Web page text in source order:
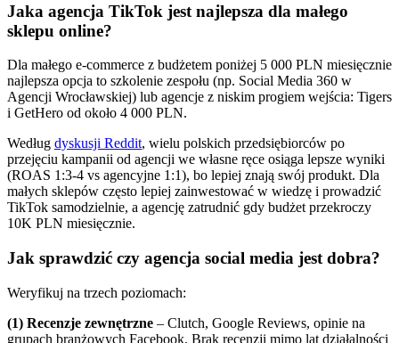
Jaka agencja TikTok jest najlepsza dla małego
sklepu online?
Dla małego e-commerce z budżetem poniżej 5 000 PLN miesięcznie
najlepsza opcja to szkolenie zespołu (np. Social Media 360 w
Agencji Wrocławskiej) lub agencje z niskim progiem wejścia: Tigers
i GetHero od około 4 000 PLN.
Według dyskusji Reddit, wielu polskich przedsiębiorców po
przejęciu kampanii od agencji we własne ręce osiąga lepsze wyniki
(ROAS 1:3-4 vs agencyjne 1:1), bo lepiej znają swój produkt. Dla
małych sklepów często lepiej zainwestować w wiedzę i prowadzić
TikTok samodzielnie, a agencję zatrudnić gdy budżet przekroczy
10K PLN miesięcznie.
Jak sprawdzić czy agencja social media jest dobra?
Weryfikuj na trzech poziomach:
(1) Recenzje zewnętrzne – Clutch, Google Reviews, opinie na
grupach branżowych Facebook. Brak recenzji mimo lat działalności